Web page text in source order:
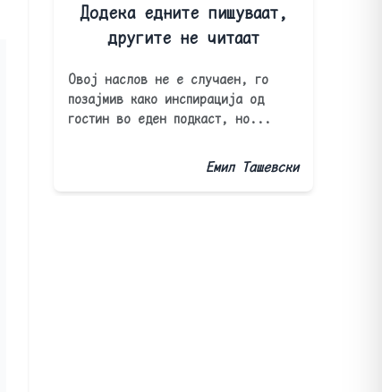
Додека едните пишуваат,
другите не читаат
Овој наслов не е случаен, го
позајмив како инспирација од
гостин во еден подкаст, но...
Емил Ташевски